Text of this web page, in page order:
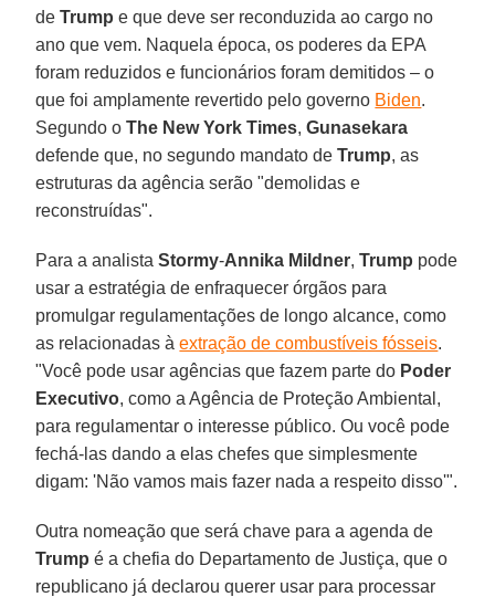
deTrump e que deve ser reconduzida ao cargo no
ano que vem. Naquela época, os poderes da EPA
foram reduzidos e funcionários foram demitidos – o
que foi amplamente revertido pelo governo Biden.
Segundo oThe New York Times,Gunasekara
defende que, no segundo mandato deTrump, as
estruturas da agência serão "demolidas e
reconstruídas".
Para a analistaStormy-Annika Mildner,Trump pode
usar a estratégia de enfraquecer órgãos para
promulgar regulamentações de longo alcance, como
as relacionadas àextração de combustíveis fósseis.
"Você pode usar agências que fazem parte do Poder
Executivo, como a Agência de Proteção Ambiental,
para regulamentar o interesse público. Ou você pode
fechá-las dando a elas chefes que simplesmente
digam: 'Não vamos mais fazer nada a respeito disso'".
Outra nomeação que será chave para a agenda de
Trump é a chefia do Departamento de Justiça, que o
republicano já declarou querer usar para processar